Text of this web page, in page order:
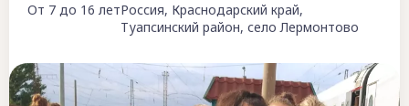
От 7 до 16 летРоссия, Краснодарский край,
Туапсинский район, село Лермонтово